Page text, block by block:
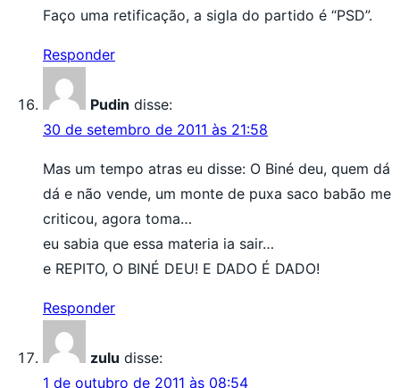
Faço uma retificação, a sigla do partido é “PSD”.
Responder
Pudin disse:
30 de setembro de 2011 às 21:58
Mas um tempo atras eu disse: O Biné deu, quem dá
dá e não vende, um monte de puxa saco babão me
criticou, agora toma…
eu sabia que essa materia ia sair…
e REPITO, O BINÉ DEU! E DADO É DADO!
Responder
zulu disse:
1 de outubro de 2011 às 08:54